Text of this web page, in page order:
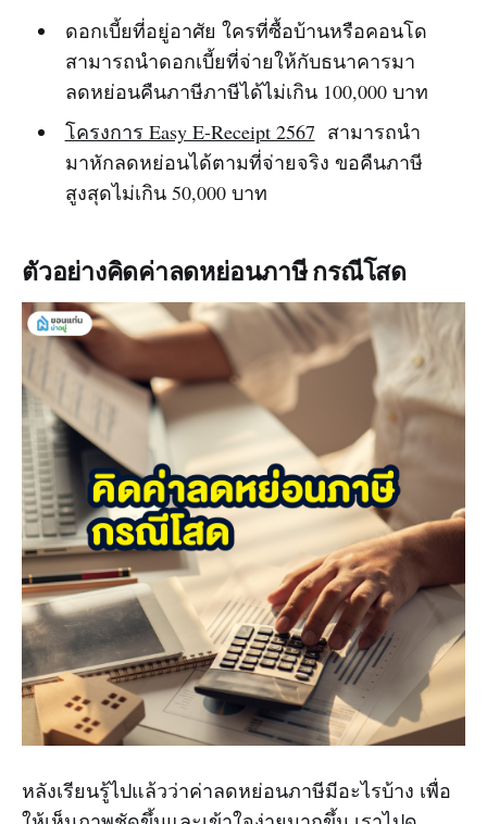
ดอกเบี้ยที่อยู่อาศัย ใครที่ซื้อบ้านหรือคอนโด
สามารถนำดอกเบี้ยที่จ่ายให้กับธนาคารมา
ลดหย่อนคืนภาษีภาษีได้ไม่เกิน 100,000 บาท
โครงการ Easy E-Receipt 2567 สามารถนำ
มาหักลดหย่อนได้ตามที่จ่ายจริง ขอคืนภาษี
สูงสุดไม่เกิน 50,000 บาท
ตัวอย่างคิดค่าลดหย่อนภาษี กรณีโสด
หลังเรียนรู้ไปแล้วว่าค่าลดหย่อนภาษีมีอะไรบ้าง เพื่อ